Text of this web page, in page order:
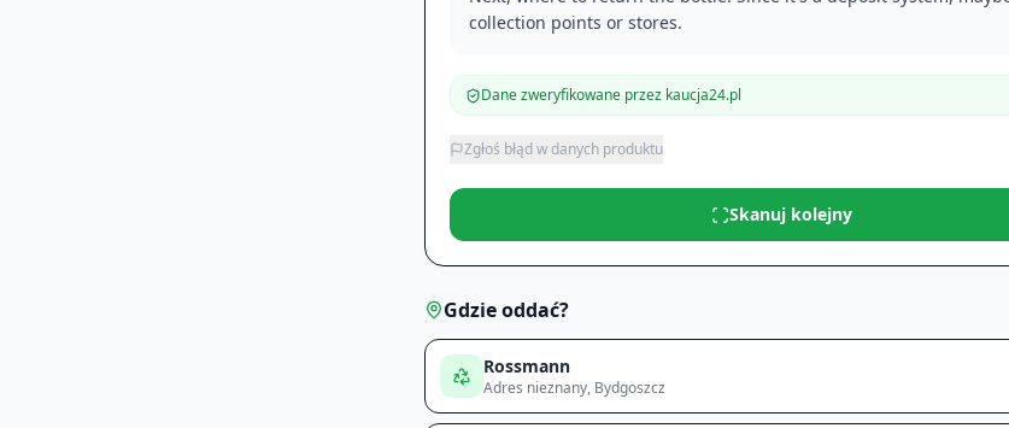
collection points or stores.
Dane zweryfikowane przez kaucja24.pl
Zgłoś błąd w danych produktu
Skanuj kolejny
Gdzie oddać?
Rossmann
Adres nieznany, Bydgoszcz